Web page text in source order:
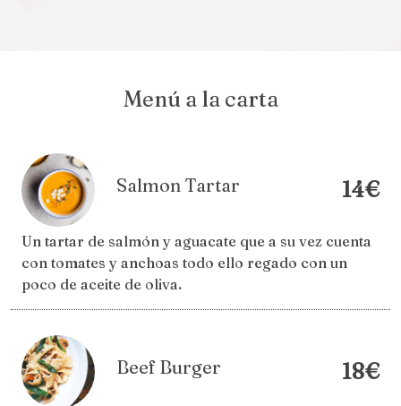
Menú a la carta
Salmon Tartar 14€
Un tartar de salmón y aguacate que a su vez cuenta
con tomates y anchoas todo ello regado con un
poco de aceite de oliva.
Beef Burger 18€